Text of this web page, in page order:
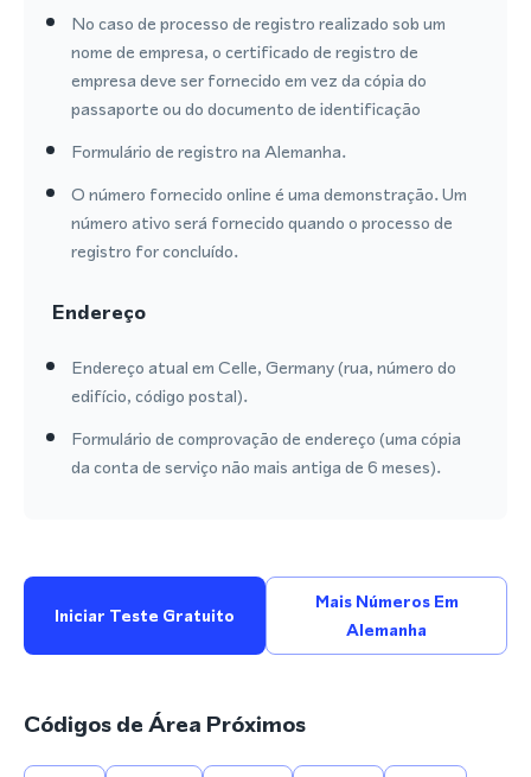
No caso de processo de registro realizado sob um
nome de empresa, o certificado de registro de
empresa deve ser fornecido em vez da cópia do
passaporte ou do documento de identificação
Formulário de registro na Alemanha.
O número fornecido online é uma demonstração. Um
número ativo será fornecido quando o processo de
registro for concluído.
Endereço
Endereço atual em Celle, Germany (rua, número do
edifício, código postal).
Formulário de comprovação de endereço (uma cópia
da conta de serviço não mais antiga de 6 meses).
Iniciar Teste Gratuito
Mais Números Em
Alemanha
Códigos de Área Próximos